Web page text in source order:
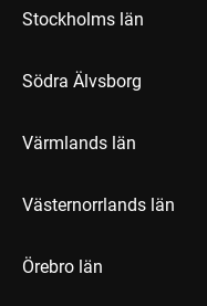
Stockholms län
Södra Älvsborg
Värmlands län
Västernorrlands län
Örebro län